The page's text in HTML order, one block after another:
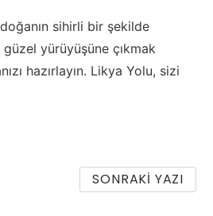
sihirli bir şekilde
yürüyüşüne çıkmak
hazırlayın. Likya Yolu, sizi
SONRAKI YAZI